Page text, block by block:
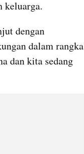
keluarga.
dengan
dalam rangka
dan kita sedang